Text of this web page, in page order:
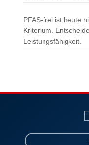
PFAS-frei ist heute
Kriterium.
Leistungsfähigkeit.